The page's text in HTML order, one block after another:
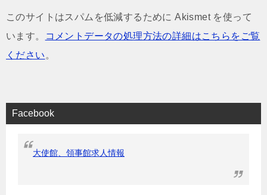
このサイトはスパムを低減するために Akismet を使って
います。
コメントデータの処理方法の詳細はこちらをご覧
ください 。
Facebook
大使館、領事館求人情報